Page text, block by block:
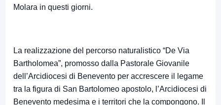
Molara in questi giorni.
La realizzazione del percorso naturalistico “De Via
Bartholomea”, promosso dalla Pastorale Giovanile
dell’Arcidiocesi di Benevento per accrescere il legame
tra la figura di San Bartolomeo apostolo, l’Arcidiocesi di
Benevento medesima e i territori che la compongono. Il